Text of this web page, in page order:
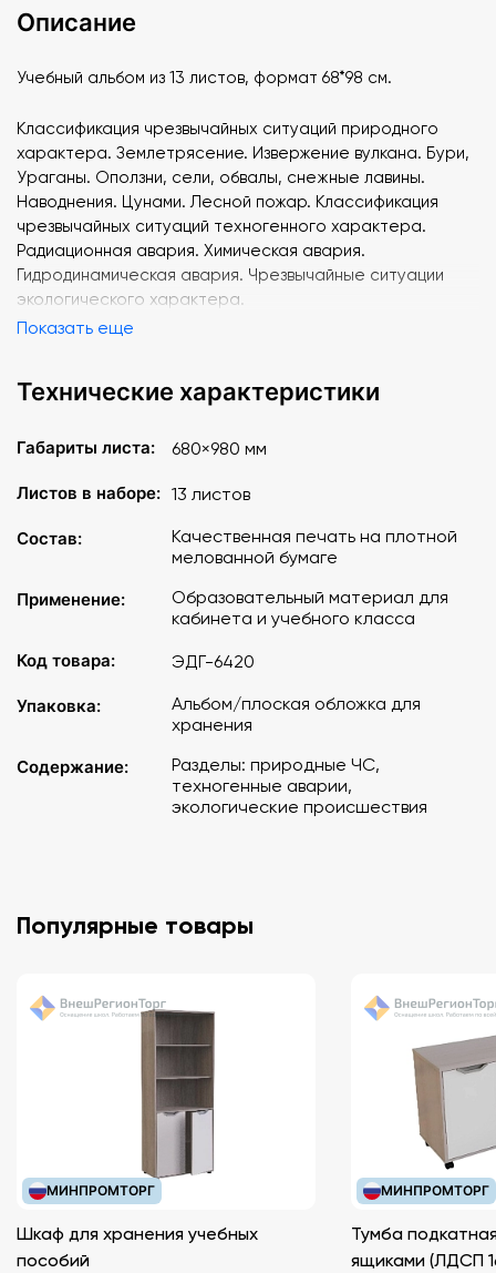
Описание
Учебный альбом из 13 листов, формат 68*98 см.
Классификация чрезвычайных ситуаций природного
характера. Землетрясение. Извержение вулкана. Бури,
Ураганы. Оползни, сели, обвалы, снежные лавины.
Наводнения. Цунами. Лесной пожар. Классификация
чрезвычайных ситуаций техногенного характера.
Радиационная авария. Химическая авария.
Гидродинамическая авария. Чрезвычайные ситуации
экологического характера.
Показать еще
Технические характеристики
Габариты листа: 680×980 мм
Листов в наборе: 13 листов
Состав:
Качественная печать на плотной
мелованной бумаге
Применение:
Образовательный материал для
кабинета и учебного класса
Код товара:
ЭДГ-6420
Упаковка:
Альбом/плоская обложка для
хранения
Содержание:
Разделы: природные ЧС,
техногенные аварии,
экологические происшествия
Популярные товары
МИНПРОМТОРГ
Шкаф для хранения учебных
пособий
МИНПРОМТОРГ
Тумба
ящиками